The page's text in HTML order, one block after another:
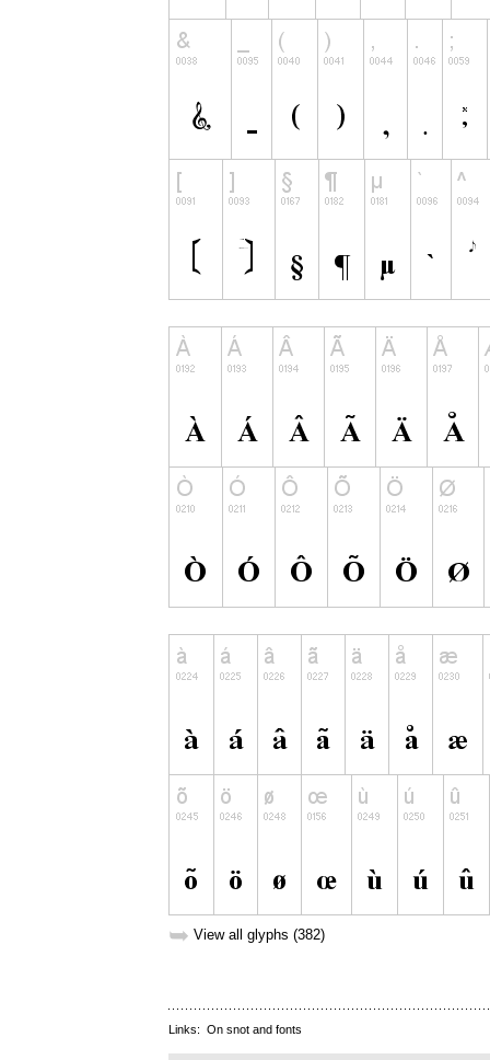
➥ View all glyphs (382)
Links: On snot and fonts